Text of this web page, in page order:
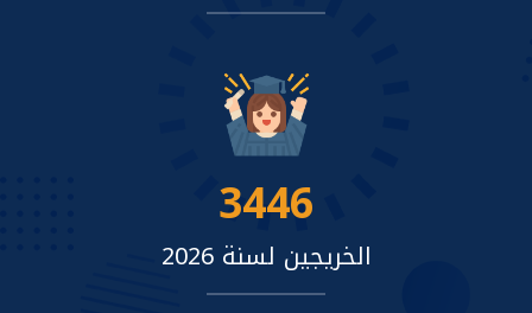
3446
الخريجين لسنة 2026